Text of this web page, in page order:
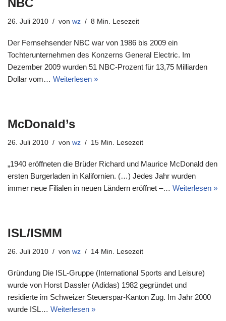
NBC
26. Juli 2010 von wz 8 Min. Lesezeit
Der Fernsehsender NBC war von 1986 bis 2009 ein
Tochterunternehmen des Konzerns General Electric. Im
Dezember 2009 wurden 51 NBC-Prozent für 13,75 Milliarden
Dollar vom… Weiterlesen »
McDonald’s
26. Juli 2010 von wz 15 Min. Lesezeit
„1940 eröffneten die Brüder Richard und Maurice McDonald den
ersten Burgerladen in Kalifornien. (…) Jedes Jahr wurden
immer neue Filialen in neuen Ländern eröffnet –… Weiterlesen »
ISL/ISMM
26. Juli 2010 von wz 14 Min. Lesezeit
Gründung Die ISL-Gruppe (International Sports and Leisure)
wurde von Horst Dassler (Adidas) 1982 gegründet und
residierte im Schweizer Steuerspar-Kanton Zug. Im Jahr 2000
wurde ISL… Weiterlesen »